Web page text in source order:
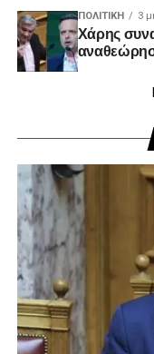
ΠΟΛΙΤΙΚΉ 3
Χάρης